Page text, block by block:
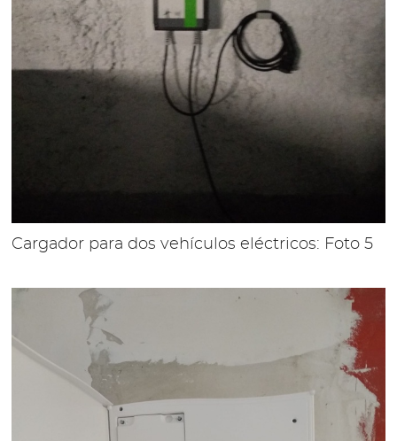
Cargador para dos vehículos eléctricos: Foto 5